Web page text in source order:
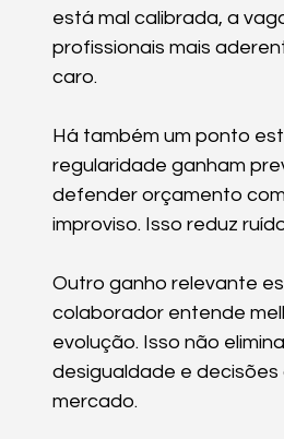
está mal calibrada, a
profissionais mais
caro.
Há também um ponto
regularidade ganham
defender orçamento
improviso. Isso reduz
Outro ganho relevante
colaborador entende
evolução. Isso não
desigualdade e
mercado.